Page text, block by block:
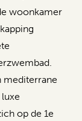
woonkamer
mediterrane
op de 1e